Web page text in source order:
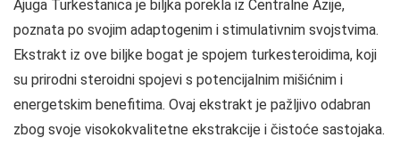
Ajuga Turkestanica je biljka porekla iz Centralne Azije,
poznata po svojim adaptogenim i stimulativnim svojstvima.
Ekstrakt iz ove biljke bogat je spojem turkesteroidima, koji
su prirodni steroidni spojevi s potencijalnim mišićnim i
energetskim benefitima. Ovaj ekstrakt je pažljivo odabran
zbog svoje visokokvalitetne ekstrakcije i čistoće sastojaka.